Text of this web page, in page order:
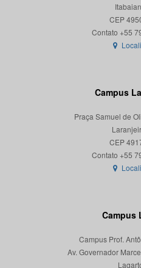
CEP
Campus
Praça Samuel de
CEP
Campus
Campus Prof.
Av. Governador